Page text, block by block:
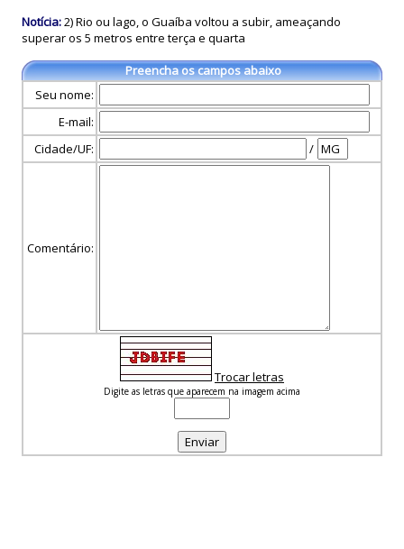
Notícia:2) Rio ou lago, o Guaíba voltou a subir, ameaçando
superar os 5 metros entre terça e quarta
Preencha os campos abaixo
Seu nome:
E-mail:
Cidade/UF:
/
Comentário:
Trocar letras
Digite as letras que aparecem na imagem acima